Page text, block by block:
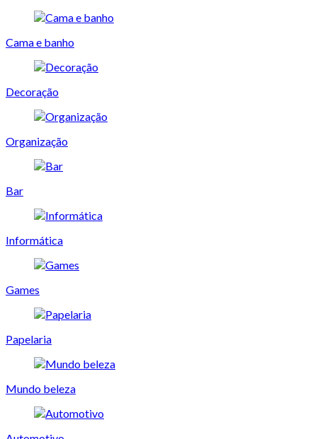
Cama e banho
Decoração
Organização
Bar
Informática
Games
Papelaria
Mundo beleza